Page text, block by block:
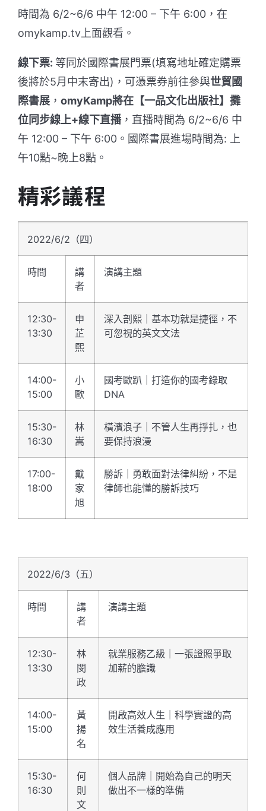
時間為 6/2~6/6 中午 12:00 – 下午 6:00，在
omykamp.tv上面觀看。
線下票: 等同於國際書展門票(填寫地址確定購票
後將於5月中末寄出)，可憑票券前往參與世貿國
際書展 ， omyKamp將在【一品文化出版社】攤
位同步線上+線下直播，直播時間為 6/2~6/6 中
午 12:00 – 下午 6:00。國際書展進場時間為: 上
午10點~晚上8點。
精彩議程
2022/6/2（四）
時間
講
者
演講主題
12:30-
13:30
申
芷
熙
深入剖熙｜基本功就是捷徑，不
可忽視的英文文法
14:00-
15:00
小
歐
國考歐趴｜打造你的國考錄取
DNA
15:30-
16:30
林
嵩
橫濱浪子｜不管人生再掙扎，也
要保持浪漫
17:00-
18:00
戴
家
旭
勝訴｜勇敢面對法律糾紛，不是
律師也能懂的勝訴技巧
2022/6/3（五）
時間
講
者
演講主題
12:30-
13:30
林
閔
政
就業服務乙級｜一張證照爭取
加薪的膽識
14:00-
15:00
黃
揚
名
開啟高效人生｜科學實證的高
效生活養成應用
15:30-
16:30
何
則
文
個人品牌｜開始為自己的明天
做出不一樣的準備